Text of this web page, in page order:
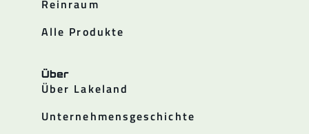
Reinraum
Alle Produkte
Über
Über Lakeland
Unternehmensgeschichte